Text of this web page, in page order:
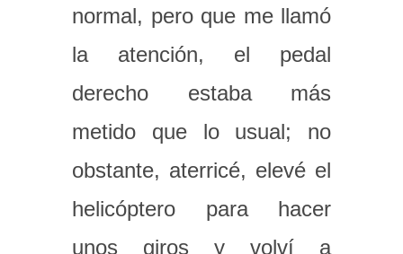
normal, pero que me llamó
la atención, el pedal
derecho estaba más
metido que lo usual; no
obstante, aterricé, elevé el
helicóptero para hacer
unos giros y volví a